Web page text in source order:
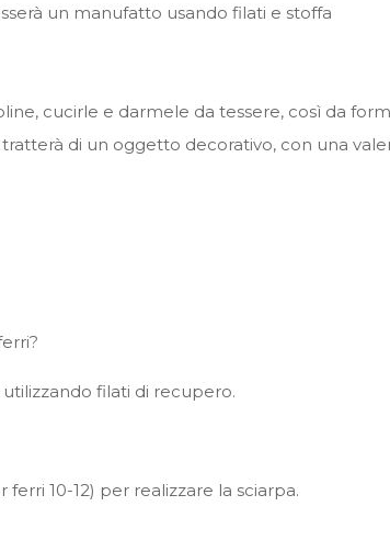
un manufatto usando filati e stoffa
cucirle e darmele da tessere, così da
di un oggetto decorativo, con una
filati di recupero.
10-12) per realizzare la sciarpa.